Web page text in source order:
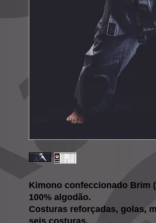
Kimono confeccionado Brim
100% algodão.
Costuras reforçadas, golas,